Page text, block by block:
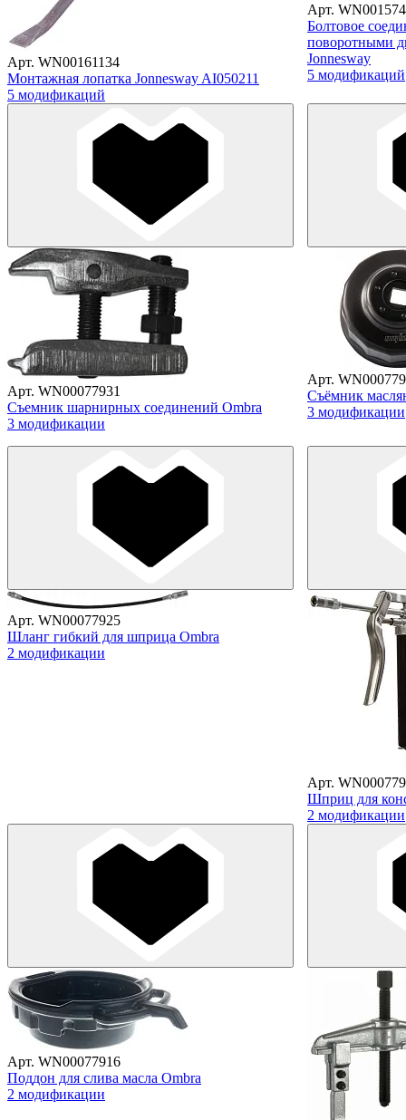
Арт. WN00161134
Монтажная лопатка Jonnesway AI050211
5 модификаций
Арт.
Болтовое
поворотными
Jonnesway
5 модификаций
Арт. WN00077931
Съемник шарнирных соединений Ombra
3 модификации
Арт.
Съёмник
3 модификации
Арт. WN00077925
Шланг гибкий для шприца Ombra
2 модификации
Арт.
Шприц для
2 модификации
Арт. WN00077916
Поддон для слива масла Ombra
2 модификации